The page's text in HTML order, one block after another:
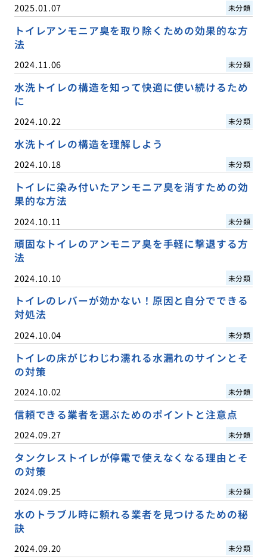
2025.01.07 未分類
トイレアンモニア臭を取り除くための効果的な方
法
2024.11.06 未分類
水洗トイレの構造を知って快適に使い続けるため
に
2024.10.22 未分類
水洗トイレの構造を理解しよう
2024.10.18 未分類
トイレに染み付いたアンモニア臭を消すための効
果的な方法
2024.10.11 未分類
頑固なトイレのアンモニア臭を手軽に撃退する方
法
2024.10.10 未分類
トイレのレバーが効かない！原因と自分でできる
対処法
2024.10.04 未分類
トイレの床がじわじわ濡れる水漏れのサインとそ
の対策
2024.10.02 未分類
信頼できる業者を選ぶためのポイントと注意点
2024.09.27 未分類
タンクレストイレが停電で使えなくなる理由とそ
の対策
2024.09.25 未分類
水のトラブル時に頼れる業者を見つけるための秘
訣
2024.09.20 未分類